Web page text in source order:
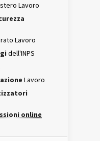
Lavoro
Lavoro
dell'INPS
Lavoro
online